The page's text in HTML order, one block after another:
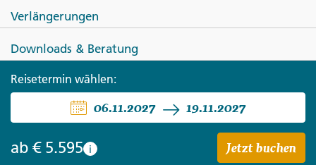
SÜDAFRIKA
Traumhaftes Südafrika mit Flair
Verlängerungen
Downloads & Beratung
Reisetermin wählen:
06.11.2027 19.11.2027
ab € 5.595 i Jetzt buchen